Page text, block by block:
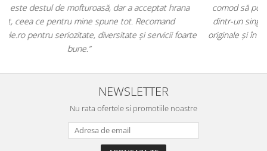
comod să pot comanda tot ce am nevoie pentru animalul meu
dintr-un singur loc. Livrarea a fost rapidă, iar produsele au fost
originale și în termen. Magazin serios, bine organizat și foarte util
pentru orice stăpân de animale.
NEWSLETTER
Nu rata ofertele si promotiile noastre